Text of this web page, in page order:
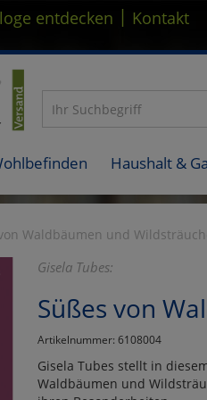
entdecken | Kontakt
Haushalt &
Waldbäumen und
Gisela Tubes:
Süßes von
Artikelnummer: 6108004
Gisela Tubes stellt in
Waldbäumen und